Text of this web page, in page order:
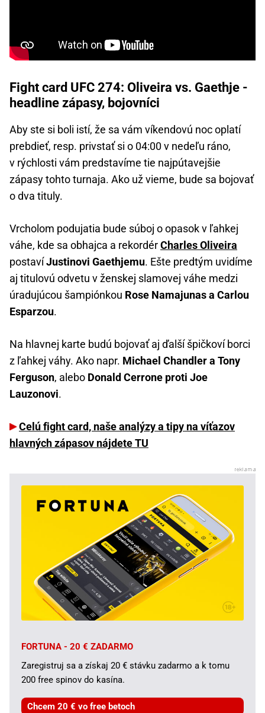
Fight card UFC 274: Oliveira vs. Gaethje -
headline zápasy, bojovníci
Aby ste si boli istí, že sa vám víkendovú noc oplatí
prebdieť, resp. privstať si o 04:00 v nedeľu ráno,
v rýchlosti vám predstavíme tie najpútavejšie
zápasy tohto turnaja. Ako už vieme, bude sa bojovať
o dva tituly.
Vrcholom podujatia bude súboj o opasok v ľahkej
váhe, kde sa obhajca a rekordérCharles Oliveira
postavíJustinovi Gaethjemu. Ešte predtým uvidíme
aj titulovú odvetu v ženskej slamovej váhe medzi
úradujúcou šampiónkou Rose Namajunas a Carlou
Esparzou.
Na hlavnej karte budú bojovať aj ďalší špičkoví borci
z ľahkej váhy. Ako napr. Michael Chandler a Tony
Ferguson, alebo Donald Cerrone proti Joe
Lauzonovi.
Celú fight card, naše analýzy a tipy na víťazov
hlavných zápasov nájdete TU
FORTUNA - 20 € ZADARMO
Zaregistruj sa a získaj 20 € stávku zadarmo a k tomu
200 free spinov do kasína.
Chcem 20 € vo free betoch